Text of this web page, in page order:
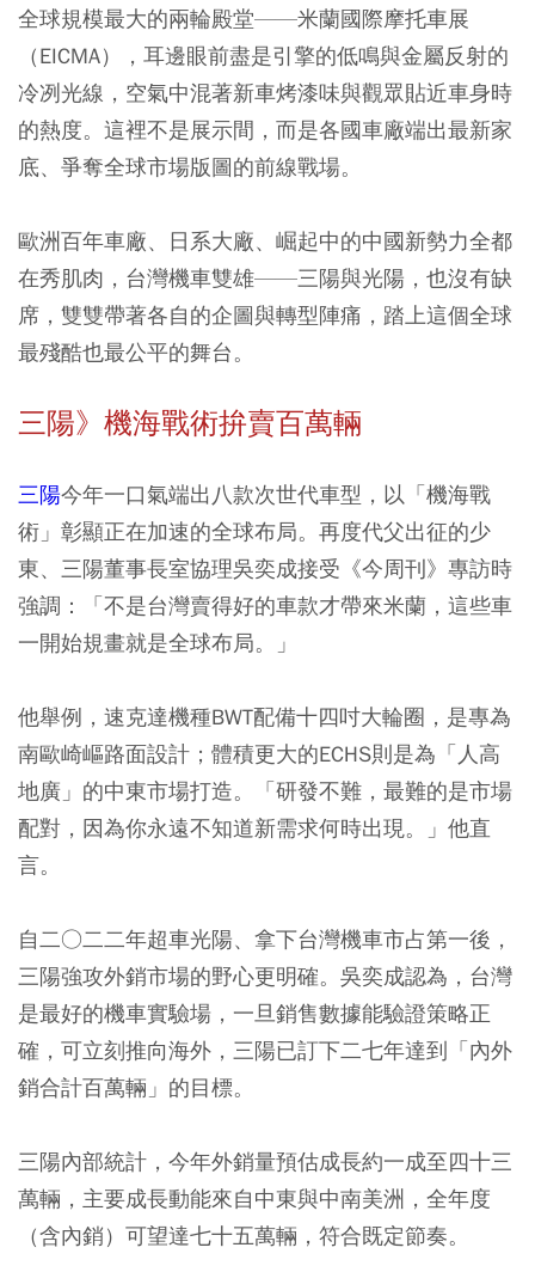
全球規模最大的兩輪殿堂——米蘭國際摩托車展
（EICMA），耳邊眼前盡是引擎的低鳴與金屬反射的
冷冽光線，空氣中混著新車烤漆味與觀眾貼近車身時
的熱度。這裡不是展示間，而是各國車廠端出最新家
底、爭奪全球市場版圖的前線戰場。
歐洲百年車廠、日系大廠、崛起中的中國新勢力全都
在秀肌肉，台灣機車雙雄——三陽與光陽，也沒有缺
席，雙雙帶著各自的企圖與轉型陣痛，踏上這個全球
最殘酷也最公平的舞台。
三陽》機海戰術拚賣百萬輛
三陽今年一口氣端出八款次世代車型，以「機海戰
術」彰顯正在加速的全球布局。再度代父出征的少
東、三陽董事長室協理吳奕成接受《今周刊》專訪時
強調：「不是台灣賣得好的車款才帶來米蘭，這些車
一開始規畫就是全球布局。」
他舉例，速克達機種BWT配備十四吋大輪圈，是專為
南歐崎嶇路面設計；體積更大的ECHS則是為「人高
地廣」的中東市場打造。「研發不難，最難的是市場
配對，因為你永遠不知道新需求何時出現。」他直
言。
自二○二二年超車光陽、拿下台灣機車市占第一後，
三陽強攻外銷市場的野心更明確。吳奕成認為，台灣
是最好的機車實驗場，一旦銷售數據能驗證策略正
確，可立刻推向海外，三陽已訂下二七年達到「內外
銷合計百萬輛」的目標。
三陽內部統計，今年外銷量預估成長約一成至四十三
萬輛，主要成長動能來自中東與中南美洲，全年度
（含內銷）可望達七十五萬輛，符合既定節奏。